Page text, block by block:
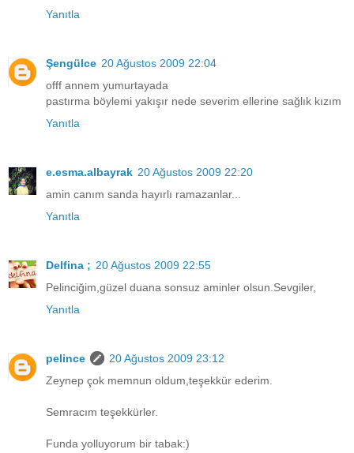
Yanıtla
Şengülce 20 Ağustos 2009 22:04
offf annem yumurtayada
pastırma böylemi yakışır nede severim ellerine sağlık kızım
Yanıtla
e.esma.albayrak 20 Ağustos 2009 22:20
amin canım sanda hayırlı ramazanlar...
Yanıtla
Delfina ; 20 Ağustos 2009 22:55
Pelinciğim,güzel duana sonsuz aminler olsun.Sevgiler,
Yanıtla
pelince
20 Ağustos 2009 23:12
Zeynep çok memnun oldum,teşekkür ederim.
Semracım teşekkürler.
Funda yolluyorum bir tabak:)